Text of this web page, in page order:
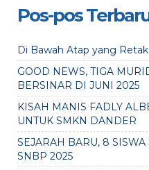
Pos-pos
Di Bawah Atap yang Retak
GOOD NEWS, TIGA
BERSINAR DI JUNI 2025
KISAH MANIS FADLY
UNTUK SMKN DANDER
SEJARAH BARU, 8
SNBP 2025